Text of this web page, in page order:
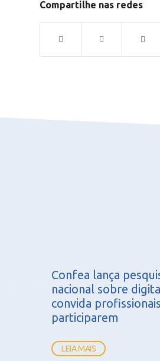
Compartilhe nas redes
Confea lança
nacional sobre
convida
participarem
LEIA MAIS